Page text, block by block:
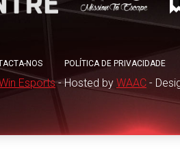
NOS POLÍTICA DE PRIVACIDADE
Esports- Hosted by WAAC -